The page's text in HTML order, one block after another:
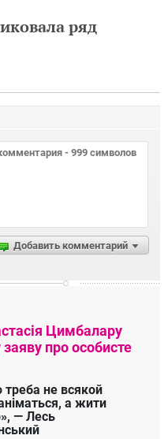
ряд
Добавить комментарий
Цимбалару
про особисте
треба не всякой
а жити
— Лесь